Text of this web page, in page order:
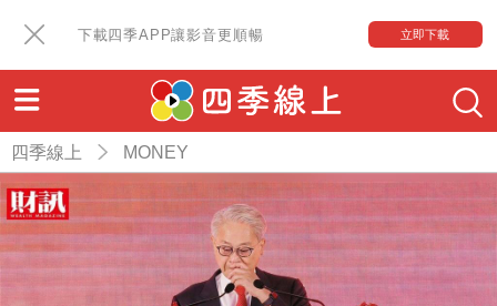
下載四季APP讓影音更順暢 立即下載
四季線上 MONEY